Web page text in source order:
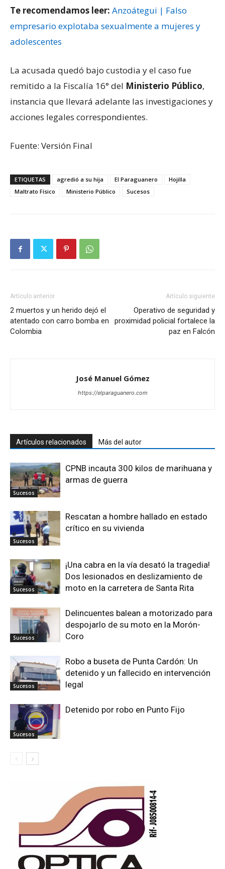
Te recomendamos leer: Anzoátegui | Falso
empresario explotaba sexualmente a mujeres y
adolescentes
La acusada quedó bajo custodia y el caso fue
remitido a la Fiscalía 16° del Ministerio Público,
instancia que llevará adelante las investigaciones y
acciones legales correspondientes.
Fuente: Versión Final
ETIQUETAS agredió a su hija El Paraguanero
Hojilla
Maltrato Físico
Ministerio Público Sucesos
Artículo anterior
2 muertos y un herido dejó el
atentado con carro bomba en
Colombia
Artículo siguiente
Operativo de seguridad y
proximidad policial fortalece la
paz en Falcón
José Manuel Gómez
https://elparaguanero.com
Artículos relacionados Más del autor
Sucesos
CPNB incauta 300 kilos de marihuana y
armas de guerra
Sucesos
Rescatan a hombre hallado en estado
crítico en su vivienda
Sucesos
¡Una cabra en la vía desató la tragedia!
Dos lesionados en deslizamiento de
moto en la carretera de Santa Rita
Sucesos
Delincuentes balean a motorizado para
despojarlo de su moto en la Morón-
Coro
Sucesos
Robo a buseta de Punta Cardón: Un
detenido y un fallecido en intervención
legal
Sucesos
Detenido por robo en Punto Fijo